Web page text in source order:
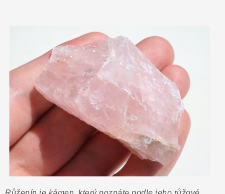
KRYSTALY
ČLÁNKY
NALEZIŠTĚ
NÁŠ PŘÍBĚH
VIDEOGALERIE